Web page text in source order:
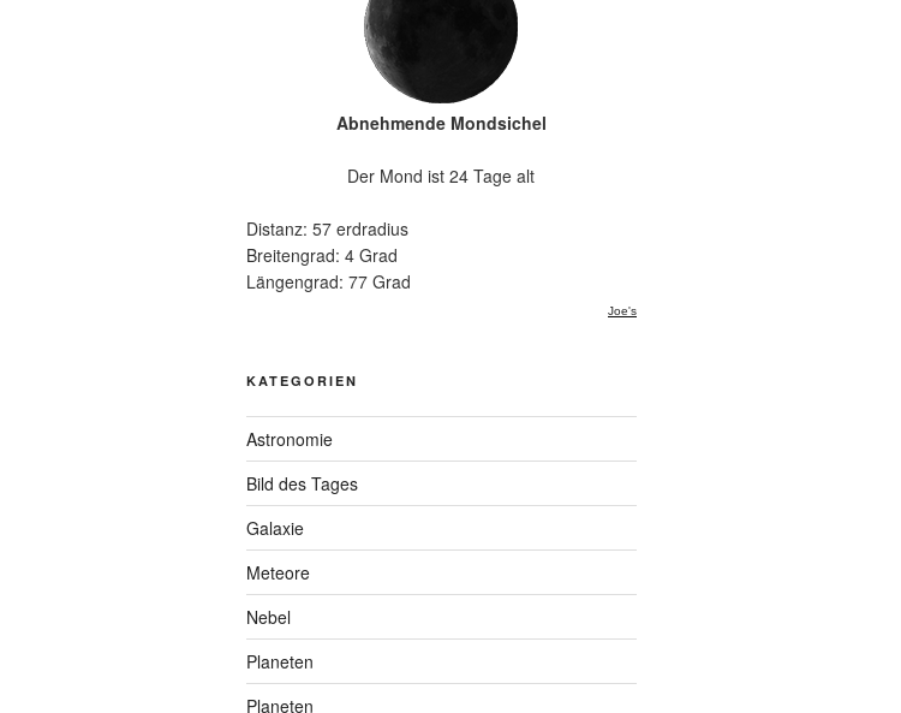
Abnehmende Mondsichel
Der Mond ist 24 Tage alt
Distanz: 57 erdradius
Breitengrad: 4 Grad
Längengrad: 77 Grad
Joe's
KATEGORIEN
Astronomie
Bild des Tages
Galaxie
Meteore
Nebel
Planeten
Planeten